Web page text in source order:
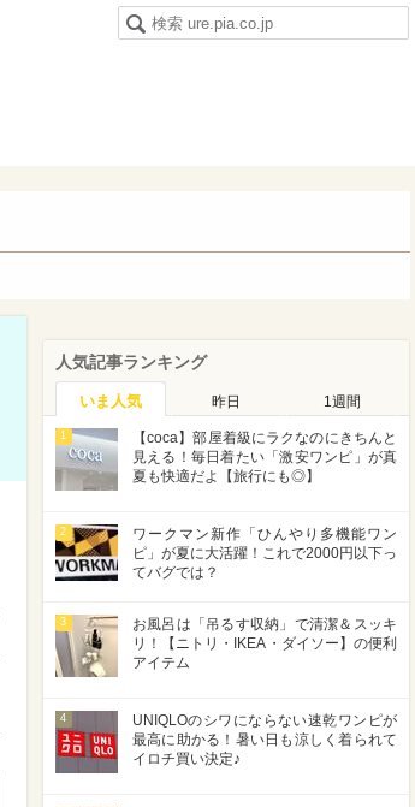
人気記事ランキング
いま人気 昨日 1週間
1
【coca】部屋着級にラクなのにきちんと
見える！毎日着たい「激安ワンピ」が真
夏も快適だよ【旅行にも◎】
2
ワークマン新作「ひんやり多機能ワン
ピ」が夏に大活躍！これで2000円以下っ
てバグでは？
3
お風呂は「吊るす収納」で清潔＆スッキ
リ！【ニトリ・IKEA・ダイソー】の便利
アイテム
4
UNIQLOのシワにならない速乾ワンピが
最高に助かる！暑い日も涼しく着られて
イロチ買い決定♪